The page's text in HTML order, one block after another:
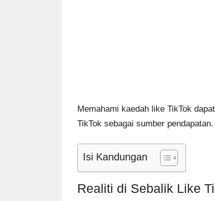
Memahami kaedah like TikTok
TikTok sebagai sumber pendapatan.
Isi Kandungan
Realiti di Sebalik Like